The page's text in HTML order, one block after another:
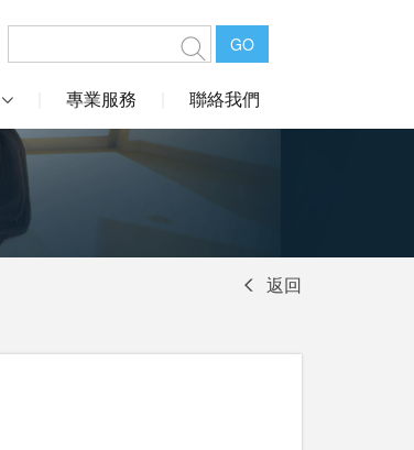
GO
專業服務 聯絡我們
返回